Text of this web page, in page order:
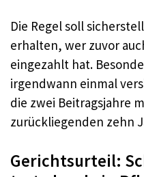
Die Regel soll
erhalten, wer zuvor
eingezahlt hat.
irgendwann einmal
die zwei Beitragsjahre
zurückliegenden zehn
Gerichtsurteil: